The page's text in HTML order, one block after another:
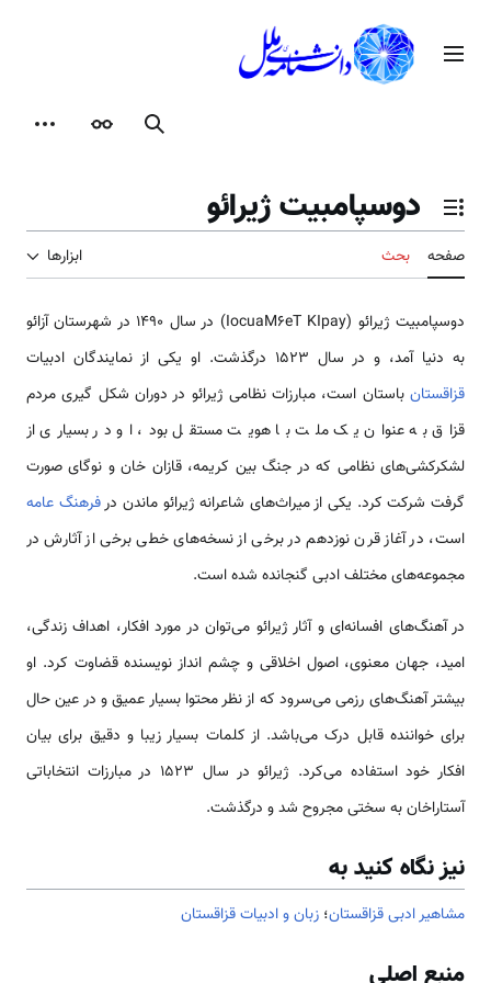
محتوامنوی اصلی
جستجوظاهر
تغییر وضعیت فهرست محتویات
دوسپامبیت ژیرائو
صفحه بحث ابزارها
دوسپامبیت ژیرائو (IocuaM6eT KIpay) در سال ۱۴۹۰ در شهرستان آزائو
به دنیا آمد، و در سال ۱۵۲۳ درگذشت. او یکی از نمایندگان ادبیات
قزاقستان باستان است، مبارزات نظامی ژیرائو در دوران شکل گیری مردم
قزاق به عنوان یک ملت با هویت مستقل بود، او در بسیاری از
لشکرکشی‌های نظامی که در جنگ بین کریمه، قازان خان و نوگای صورت
گرفت شرکت کرد. یکی از میراث‌های شاعرانه ژیرائو ماندن درفرهنگ عامه
است، در آغاز قرن نوزدهم در برخی از نسخه‌های خطی برخی از آثارش در
مجموعه‌های مختلف ادبی گنجانده شده است.
در آهنگ‌های افسانه‌ای و آثار ژیرائو می‌توان در مورد افکار، اهداف زندگی،
امید، جهان معنوی، اصول اخلاقی و چشم انداز نویسنده قضاوت کرد. او
بیشتر آهنگ‌های رزمی می‌سرود که از نظر محتوا بسیار عمیق و در عین حال
برای خواننده قابل درک می‌باشد. از کلمات بسیار زیبا و دقیق برای بیان
افکار خود استفاده می‌کرد. ژیرائو در سال ۱۵۲۳ در مبارزات انتخاباتی
آستاراخان به سختی مجروح شد و درگذشت.
نیز نگاه کنید به
مشاهیر ادبی قزاقستان؛ زبان و ادبیات قزاقستان
منبع اصلی